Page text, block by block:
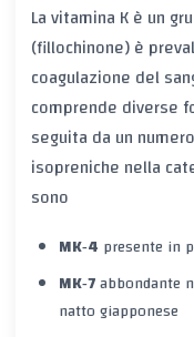
La vitamina K è un
(fillochinone) è
coagulazione del
comprende diverse
seguita da un
isopreniche nella
sono
MK‑4 presente in
MK‑7abbondante
natto giapponese